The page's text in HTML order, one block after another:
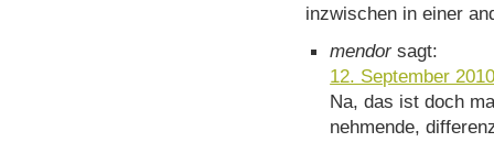
inzwischen in einer
mendor sagt:
12. September
Na, das ist doch
nehmende,